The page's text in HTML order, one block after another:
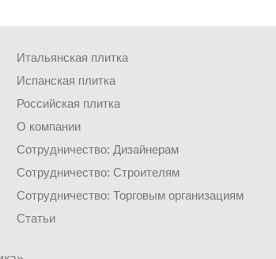
Итальянская плитка
Испанская плитка
Российская плитка
О компании
Сотрудничество: Дизайнерам
Сотрудничество: Строителям
Сотрудничество: Торговым организациям
Статьи